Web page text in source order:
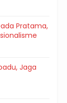
Pratama,
Jaga